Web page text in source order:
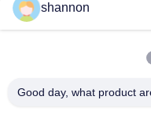
Le polyester PTFE de
enduit des 130 - 150
Nylon acrylique senti par
shannon
Good day, what product